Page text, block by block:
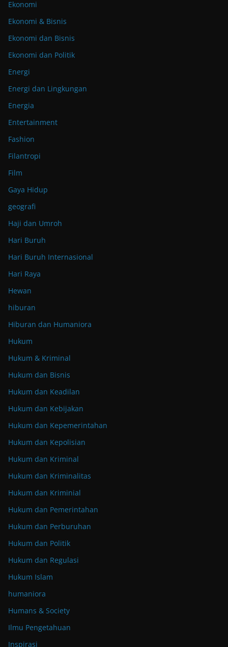
Ekonomi
Ekonomi & Bisnis
Ekonomi dan Bisnis
Ekonomi dan Politik
Energi
Energi dan Lingkungan
Energia
Entertainment
Fashion
Filantropi
Film
Gaya Hidup
geografi
Haji dan Umroh
Hari Buruh
Hari Buruh Internasional
Hari Raya
Hewan
hiburan
Hiburan dan Humaniora
Hukum
Hukum & Kriminal
Hukum dan Bisnis
Hukum dan Keadilan
Hukum dan Kebijakan
Hukum dan Kepemerintahan
Hukum dan Kepolisian
Hukum dan Kriminal
Hukum dan Kriminalitas
Hukum dan Kriminial
Hukum dan Pemerintahan
Hukum dan Perburuhan
Hukum dan Politik
Hukum dan Regulasi
Hukum Islam
humaniora
Humans & Society
Ilmu Pengetahuan
Inspirasi